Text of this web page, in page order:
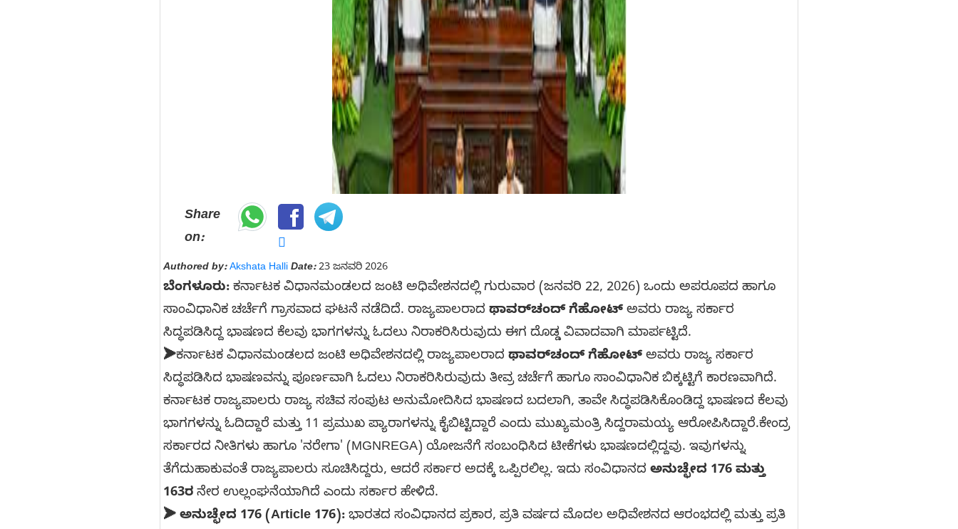
Share
on:
Authored by: Akshata Halli Date:23 ಜನವರಿ 2026
ಬೆಂಗಳೂರು: ಕರ್ನಾಟಕ ವಿಧಾನಮಂಡಲದ ಜಂಟಿ ಅಧಿವೇಶನದಲ್ಲಿ ಗುರುವಾರ (ಜನವರಿ 22, 2026) ಒಂದು ಅಪರೂಪದ ಹಾಗೂ
ಸಾಂವಿಧಾನಿಕ ಚರ್ಚೆಗೆ ಗ್ರಾಸವಾದ ಘಟನೆ ನಡೆದಿದೆ. ರಾಜ್ಯಪಾಲರಾದ ಥಾವರ್‌ಚಂದ್ ಗೆಹೋಟ್ ಅವರು ರಾಜ್ಯ ಸರ್ಕಾರ
ಸಿದ್ಧಪಡಿಸಿದ್ದ ಭಾಷಣದ ಕೆಲವು ಭಾಗಗಳನ್ನು ಓದಲು ನಿರಾಕರಿಸಿರುವುದು ಈಗ ದೊಡ್ಡ ವಿವಾದವಾಗಿ ಮಾರ್ಪಟ್ಟಿದೆ.
➤ಕರ್ನಾಟಕ ವಿಧಾನಮಂಡಲದ ಜಂಟಿ ಅಧಿವೇಶನದಲ್ಲಿ ರಾಜ್ಯಪಾಲರಾದ ಥಾವರ್‌ಚಂದ್ ಗೆಹೋಟ್ ಅವರು ರಾಜ್ಯ ಸರ್ಕಾರ
ಸಿದ್ಧಪಡಿಸಿದ ಭಾಷಣವನ್ನು ಪೂರ್ಣವಾಗಿ ಓದಲು ನಿರಾಕರಿಸಿರುವುದು ತೀವ್ರ ಚರ್ಚೆಗೆ ಹಾಗೂ ಸಾಂವಿಧಾನಿಕ ಬಿಕ್ಕಟ್ಟಿಗೆ ಕಾರಣವಾಗಿದೆ.
ಕರ್ನಾಟಕ ರಾಜ್ಯಪಾಲರು ರಾಜ್ಯ ಸಚಿವ ಸಂಪುಟ ಅನುಮೋದಿಸಿದ ಭಾಷಣದ ಬದಲಾಗಿ, ತಾವೇ ಸಿದ್ಧಪಡಿಸಿಕೊಂಡಿದ್ದ ಭಾಷಣದ ಕೆಲವು
ಭಾಗಗಳನ್ನು ಓದಿದ್ದಾರೆ ಮತ್ತು 11 ಪ್ರಮುಖ ಪ್ಯಾರಾಗಳನ್ನು ಕೈಬಿಟ್ಟಿದ್ದಾರೆ ಎಂದು ಮುಖ್ಯಮಂತ್ರಿ ಸಿದ್ದರಾಮಯ್ಯ ಆರೋಪಿಸಿದ್ದಾರೆ.ಕೇಂದ್ರ
ಸರ್ಕಾರದ ನೀತಿಗಳು ಹಾಗೂ 'ನರೇಗಾ' (MGNREGA) ಯೋಜನೆಗೆ ಸಂಬಂಧಿಸಿದ ಟೀಕೆಗಳು ಭಾಷಣದಲ್ಲಿದ್ದವು. ಇವುಗಳನ್ನು
ತೆಗೆದುಹಾಕುವಂತೆ ರಾಜ್ಯಪಾಲರು ಸೂಚಿಸಿದ್ದರು, ಆದರೆ ಸರ್ಕಾರ ಅದಕ್ಕೆ ಒಪ್ಪಿರಲಿಲ್ಲ. ಇದು ಸಂವಿಧಾನದ ಅನುಚ್ಛೇದ 176 ಮತ್ತು
163ರ ನೇರ ಉಲ್ಲಂಘನೆಯಾಗಿದೆ ಎಂದು ಸರ್ಕಾರ ಹೇಳಿದೆ.
➤ ಅನುಚ್ಛೇದ 176 (Article 176): ಭಾರತದ ಸಂವಿಧಾನದ ಪ್ರಕಾರ, ಪ್ರತಿ ವರ್ಷದ ಮೊದಲ ಅಧಿವೇಶನದ ಆರಂಭದಲ್ಲಿ ಮತ್ತು ಪ್ರತಿ